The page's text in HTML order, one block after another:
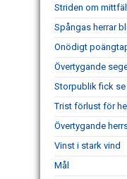
Striden om
Spångas herrar
Onödigt
Övertygande
Storpublik fick se
Trist förlust för
Övertygande
Vinst i stark vind
Mål